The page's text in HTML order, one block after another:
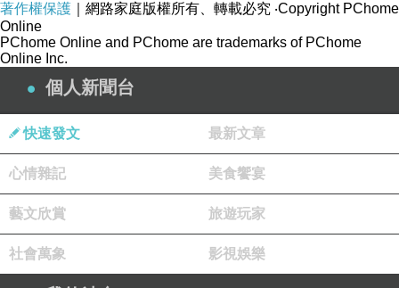
17LIFE創見-JetFlash USB3.0隨身碟-@E@
17LIFE夏日小徑民宿-散散步小旅行專案
17LIFEATM智能電子語音自動保險箱-
17LIFE電線+無線路由器收納整理盒系列
C77E7D212C7F4C1C
著作權保護 ｜網路家庭版權所有、轉載必究 ‧Copyright PChome
Online
PChome Online and PChome are trademarks of PChome
Online Inc.
個人新聞台
快速發文 最新文章
心情雜記 美食饗宴
藝文欣賞 旅遊玩家
社會萬象 影視娛樂